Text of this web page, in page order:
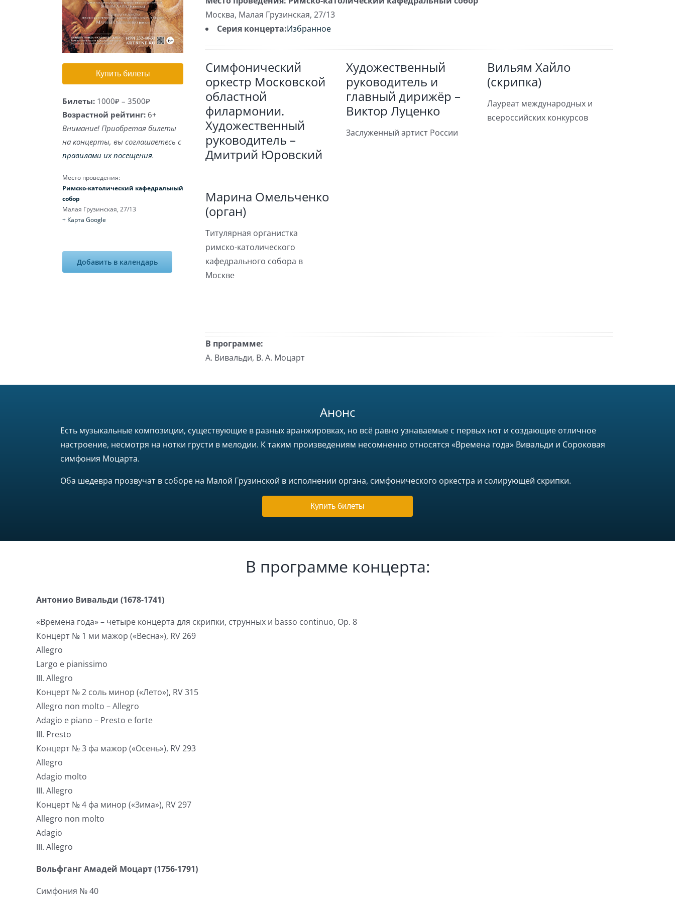
Купить билеты
Билеты: 1000₽ – 3500₽
Возрастной рейтинг:6+
Внимание! Приобретая билеты
на концерты, вы соглашаетесь с
правилами их посещения.
Место проведения:
Римско-католический кафедральный
собор
Малая Грузинская, 27/13
+ Карта Google
Добавить в календарь
Москва, Малая Грузинская, 27/13
Серия концерта:Избранное
Симфонический
оркестр Московской
областной
филармонии.
Художественный
руководитель –
Дмитрий Юровский
Художественный
руководитель и
главный дирижёр –
Виктор Луценко
Заслуженный артист России
Вильям Хайло
(скрипка)
Лауреат международных и
всероссийских конкурсов
Марина Омельченко
(орган)
Титулярная органистка
римско-католического
кафедрального собора в
Москве
В программе:
А. Вивальди, В. А. Моцарт
Анонс
Есть музыкальные композиции, существующие в разных аранжировках, но всё равно узнаваемые с первых нот и создающие отличное
настроение, несмотря на нотки грусти в мелодии. К таким произведениям несомненно относятся «Времена года» Вивальди и Сороковая
симфония Моцарта.
Оба шедевра прозвучат в соборе на Малой Грузинской в исполнении органа, симфонического оркестра и солирующей скрипки.
Купить билеты
В программе концерта:
Антонио Вивальди (1678-1741)
«Времена года» – четыре концерта для скрипки, струнных и basso continuo, Op. 8
Концерт № 1 ми мажор («Весна»), RV 269
Allegro
Largo e pianissimo
III. Allegro
Концерт № 2 соль минор («Лето»), RV 315
Allegro non molto – Allegro
Adagio e piano – Presto e forte
III. Presto
Концерт № 3 фа мажор («Осень»), RV 293
Allegro
Adagio molto
III. Allegro
Концерт № 4 фа минор («Зима»), RV 297
Allegro non molto
Adagio
III. Allegro
Вольфганг Амадей Моцарт (1756-1791)
Симфония № 40